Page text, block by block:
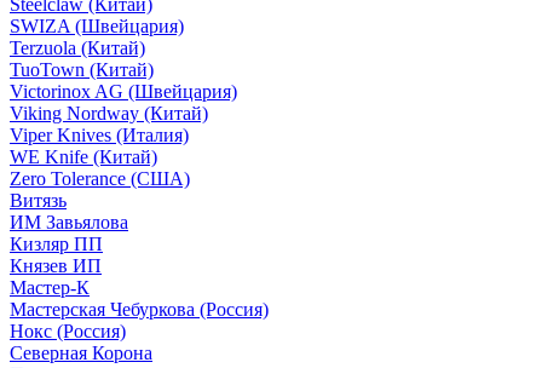
Steelclaw (Китай)
SWIZA (Швейцария)
Terzuola (Китай)
TuoTown (Китай)
Victorinox AG (Швейцария)
Viking Nordway (Китай)
Viper Knives (Италия)
WE Knife (Китай)
Zero Tolerance (США)
Витязь
ИМ Завьялова
Кизляр ПП
Князев ИП
Мастер-К
Мастерская Чебуркова (Россия)
Нокс (Россия)
Северная Корона